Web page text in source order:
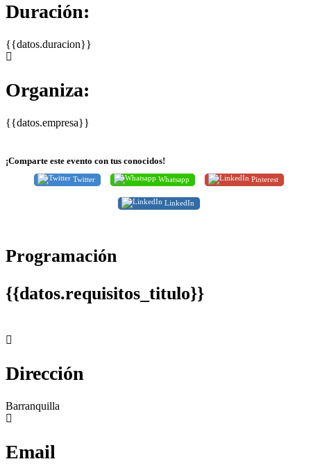
Duración:
{{datos.duracion}}
Organiza:
{{datos.empresa}}
¡Comparte este evento con tus conocidos!
Twitter Whatsapp Pinterest
LinkedIn
Programación
{{datos.requisitos_titulo}}
Dirección
Barranquilla
Email